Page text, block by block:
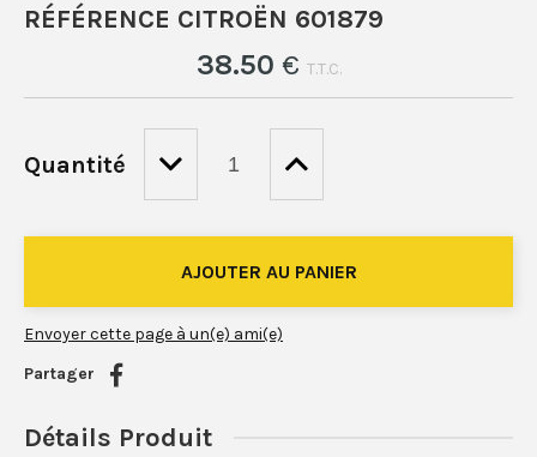
RÉFÉRENCE CITROËN 601879
38.50 € T.T.C.
Quantité
Envoyer cette page à un(e) ami(e)
Partager
Détails Produit